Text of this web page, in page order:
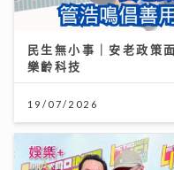
民生無小事｜安老政策
樂齡科技
19/07/2026